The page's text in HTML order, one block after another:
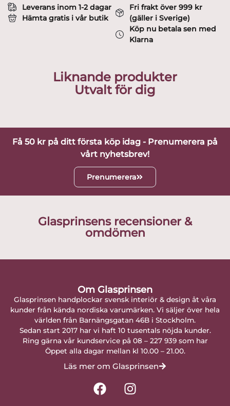
Leverans inom 1-2 dagar
Hämta gratis i vår butik
Fri frakt över 999 kr
(gäller i Sverige)
Köp nu betala sen med
Klarna
Liknande produkter
Utvalt för dig
Få 50 kr på ditt första köp idag - Prenumerera på
vårt nyhetsbrev!
Prenumerera
Glasprinsens recensioner &
omdömen
Om Glasprinsen
Glasprinsen handplockar svensk interiör & design åt våra
kunder från kända nordiska varumärken. Vi säljer över hela
världen från Barnängsgatan 46B i Stockholm.
Sedan start 2017 har vi haft 10 tusentals nöjda kunder.
Ring gärna vår kundservice på 08 – 227 939 som har
Öppet alla dagar mellan kl 10.00 – 21.00.
Läs mer om Glasprinsen
F
a
I
n